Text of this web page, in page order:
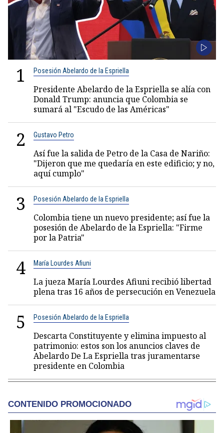
1 Posesión Abelardo de la Espriella
Presidente Abelardo de la Espriella se alía con
Donald Trump: anuncia que Colombia se
sumará al "Escudo de las Américas"
2 Gustavo Petro
Así fue la salida de Petro de la Casa de Nariño:
"Dijeron que me quedaría en este edificio; y no,
aquí cumplo"
3 Posesión Abelardo de la Espriella
Colombia tiene un nuevo presidente; así fue la
posesión de Abelardo de la Espriella: "Firme
por la Patria"
4 María Lourdes Afiuni
La jueza María Lourdes Afiuni recibió libertad
plena tras 16 años de persecución en Venezuela
5 Posesión Abelardo de la Espriella
Descarta Constituyente y elimina impuesto al
patrimonio: estos son los anuncios claves de
Abelardo De La Espriella tras juramentarse
presidente en Colombia